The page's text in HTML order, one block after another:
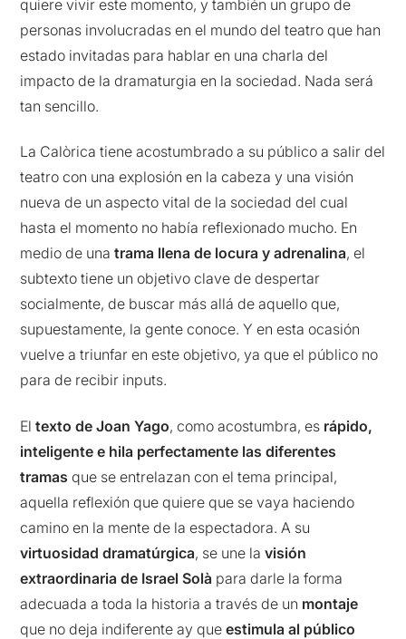
quiere vivir este momento, y también un grupo de
personas involucradas en el mundo del teatro que han
estado invitadas para hablar en una charla del
impacto de la dramaturgia en la sociedad. Nada será
tan sencillo.
La Calòrica tiene acostumbrado a su público a salir del
teatro con una explosión en la cabeza y una visión
nueva de un aspecto vital de la sociedad del cual
hasta el momento no había reflexionado mucho. En
medio de unatrama llena de locura y adrenalina, el
subtexto tiene un objetivo clave de despertar
socialmente, de buscar más allá de aquello que,
supuestamente, la gente conoce. Y en esta ocasión
vuelve a triunfar en este objetivo, ya que el público no
para de recibir inputs.
Eltexto de Joan Yago, como acostumbra, es rápido,
inteligente e hila perfectamente las diferentes
tramasque se entrelazan con el tema principal,
aquella reflexión que quiere que se vaya haciendo
camino en la mente de la espectadora. A su
virtuosidad dramatúrgica, se une lavisión
extraordinaria de Israel Solà para darle la forma
adecuada a toda la historia a través de un montaje
que no deja indiferente ay queestimula al público